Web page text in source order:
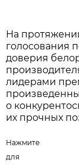
На
голосования
доверия
лидерами
о
их прочных
Нажмите
для